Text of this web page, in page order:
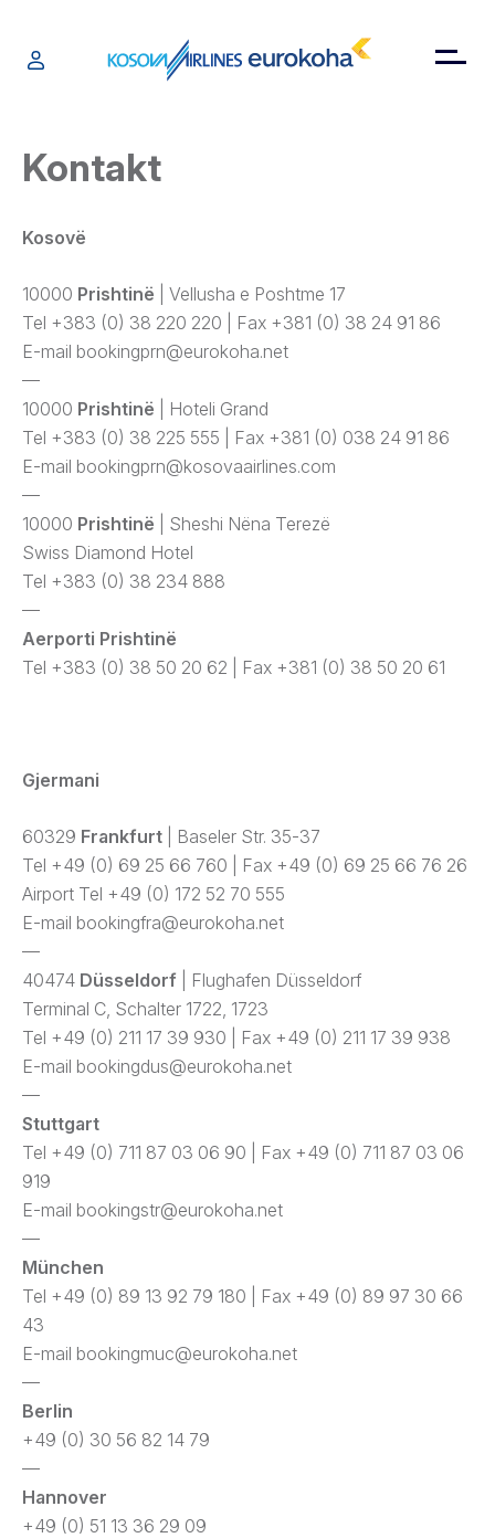
Kontakt
Kosovë
10000 Prishtinë
| Vellusha e Poshtme 17
Tel +383 (0) 38 220 220 | Fax +381 (0) 38 24 91 86
E-mail bookingprn@eurokoha.net
—
10000 Prishtinë
| Hoteli Grand
Tel +383 (0) 38 225 555 | Fax +381 (0) 038 24 91 86
E-mail bookingprn@kosovaairlines.com
—
10000 Prishtinë
| Sheshi Nëna Terezë
Swiss Diamond Hotel
Tel +383 (0) 38 234 888
—
Aerporti Prishtinë
Tel +383 (0) 38 50 20 62 | Fax +381 (0) 38 50 20 61
Gjermani
60329 Frankfurt
| Baseler Str. 35-37
Tel +49 (0) 69 25 66 760 | Fax +49 (0) 69 25 66 76 26
Airport Tel +49 (0) 172 52 70 555
E-mail bookingfra@eurokoha.net
—
40474 Düsseldorf
| Flughafen Düsseldorf
Terminal C, Schalter 1722, 1723
Tel +49 (0) 211 17 39 930 | Fax +49 (0) 211 17 39 938
E-mail bookingdus@eurokoha.net
—
Stuttgart
Tel +49 (0) 711 87 03 06 90 | Fax +49 (0) 711 87 03 06
919
E-mail bookingstr@eurokoha.net
—
München
Tel +49 (0) 89 13 92 79 180 | Fax +49 (0) 89 97 30 66
43
E-mail bookingmuc@eurokoha.net
—
Berlin
+49 (0) 30 56 82 14 79
—
Hannover
+49 (0) 51 13 36 29 09